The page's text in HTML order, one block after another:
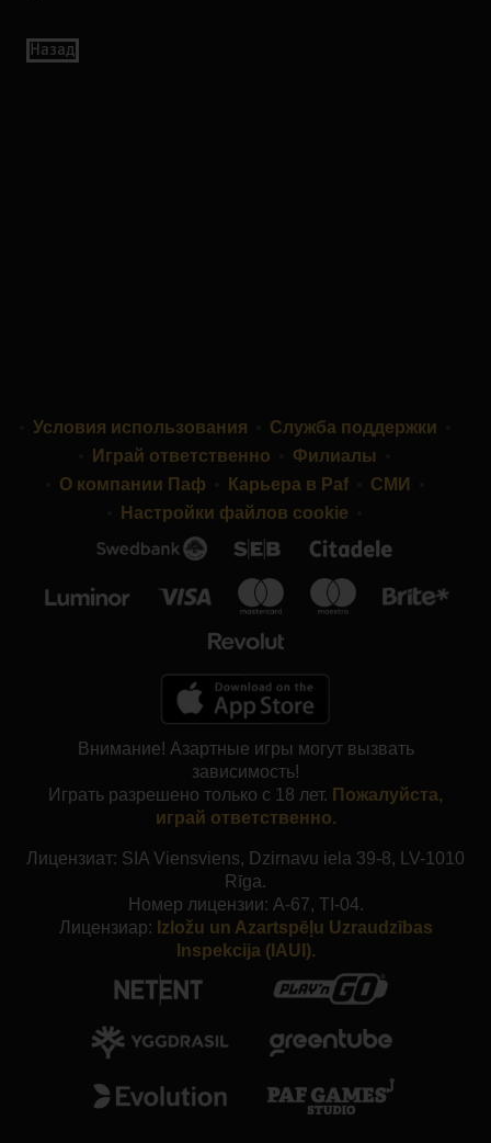
Назад
Условия использования
Служба поддержки
Играй ответственно
Филиалы
О компании Паф
Карьера в Paf
СМИ
Настройки файлов cookie
Внимание! Азартные игры могут вызвать
зависимость!
Играть разрешено только с 18 лет. Пожалуйста,
играй ответственно.
Лицензиат: SIA Viensviens, Dzirnavu iela 39-8, LV-1010
Rīga.
Номер лицензии: A-67, TI-04.
Лицензиар: Izložu un Azartspēļu Uzraudzības
Inspekcija (IAUI).